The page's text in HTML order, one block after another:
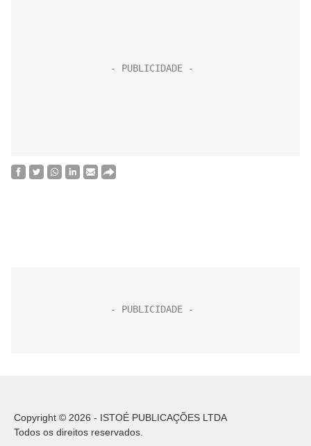
Copyright © 2026 - ISTOÉ PUBLICAÇÕES LTDA
Todos os direitos reservados.